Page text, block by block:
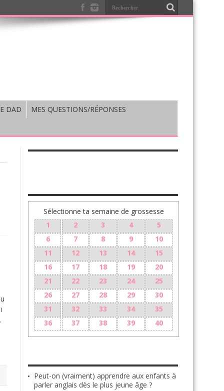
DAD MES QUESTIONS/RÉPONSES
Sélectionne ta semaine de grossesse
1
2 3 4
5
6
7 8 9
10
11
12 13 14
15
16
17 18 19
20
21
22 23 24
25
26
27 28 29
30
31
32 33 34
35
36
37 38 39 40
Peut-on (vraiment) apprendre aux enfants à
parler anglais dès le plus jeune âge ?